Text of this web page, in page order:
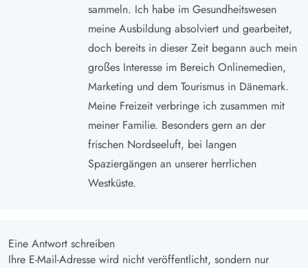
sammeln. Ich habe im Gesundheitswesen
meine Ausbildung absolviert und gearbeitet,
doch bereits in dieser Zeit begann auch mein
großes Interesse im Bereich Onlinemedien,
Marketing und dem Tourismus in Dänemark.
Meine Freizeit verbringe ich zusammen mit
meiner Familie. Besonders gern an der
frischen Nordseeluft, bei langen
Spaziergängen an unserer herrlichen
Westküste.
Eine Antwort schreiben
Ihre E-Mail-Adresse wird nicht veröffentlicht, sondern nur